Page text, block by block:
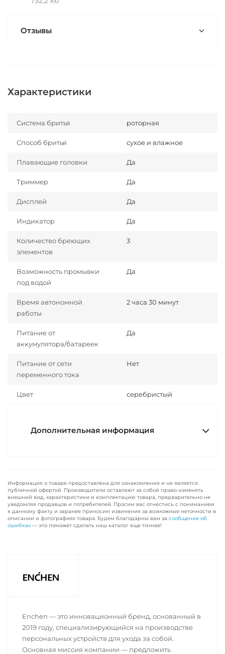
Отзывы
Характеристики
Система бритья роторная
Способ бритья сухое и влажное
Плавающие головки Да
Триммер Да
Дисплей Да
Индикатор Да
Количество бреющих
элементов
3
Возможность промывки
под водой
Да
Время автономной
работы
2 часа 30 минут
Питание от
аккумулятора/батареек
Да
Питание от сети
переменного тока
Нет
Цвет серебристый
Дополнительная информация
Информация о товаре предоставлена для ознакомления и не является
публичной офертой. Производители оставляют за собой право изменять
внешний вид, характеристики и комплектацию товара, предварительно не
уведомляя продавцов и потребителей. Просим вас отнестись с пониманием
к данному факту и заранее приносим извинения за возможные неточности в
описании и фотографиях товара. Будем благодарны вам за сообщение об
ошибках — это поможет сделать наш каталог еще точнее!
Enchen — это инновационный бренд, основанный в
2019 году, специализирующийся на производстве
персональных устройств для ухода за собой.
Основная миссия компании — предложить